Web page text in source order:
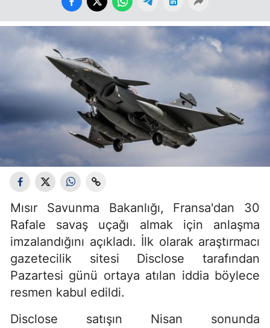
Mısır Savunma Bakanlığı, Fransa'dan 30
Rafale savaş uçağı almak için anlaşma
imzalandığını açıkladı. İlk olarak araştırmacı
gazetecilik sitesi Disclose tarafından
Pazartesi günü ortaya atılan iddia böylece
resmen kabul edildi.
Disclose satışın Nisan sonunda